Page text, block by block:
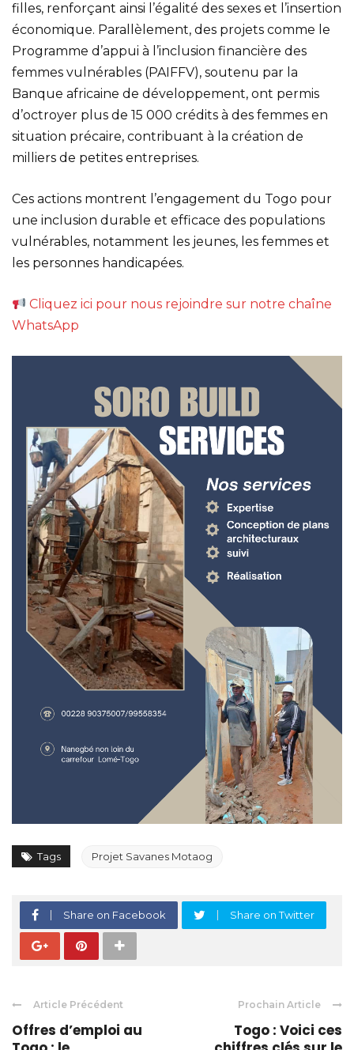
filles, renforçant ainsi l’égalité des sexes et l’insertion
économique. Parallèlement, des projets comme le
Programme d’appui à l’inclusion financière des
femmes vulnérables (PAIFFV), soutenu par la
Banque africaine de développement, ont permis
d’octroyer plus de 15 000 crédits à des femmes en
situation précaire, contribuant à la création de
milliers de petites entreprises.
Ces actions montrent l’engagement du Togo pour
une inclusion durable et efficace des populations
vulnérables, notamment les jeunes, les femmes et
les personnes handicapées.
Cliquez ici pour nous rejoindre sur notre chaîne
WhatsApp
Tags Projet Savanes Motaog
Share on Facebook Share on Twitter
Article Précédent
Offres d’emploi au
Prochain Article
Togo : Voici ces